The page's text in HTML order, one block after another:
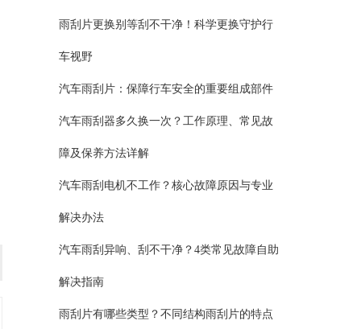
雨刮片更换别等刮不干净！科学更换守护行
车视野
汽车雨刮片：保障行车安全的重要组成部件
汽车雨刮器多久换一次？工作原理、常见故
障及保养方法详解
汽车雨刮电机不工作？核心故障原因与专业
解决办法
汽车雨刮异响、刮不干净？4类常见故障自助
解决指南
雨刮片有哪些类型？不同结构雨刮片的特点